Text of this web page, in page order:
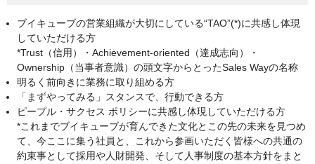
ブイキューブの営業組織が大切にしている“TAO”(*)に共感し体現
していただける方
*Trust（信用）・Achievement-oriented（達成志向）・
Ownership（当事者意識）の頭文字からとったSales Wayの名称
明るく前向きに業務に取り組める方
「まずやってみる」スタンスで、行動できる方
ピープル・サクセス ポリシーに共感し体現していただける方
*これまでブイキューブが育んできた文化とこの先の未来を見つめ
て、今ここに集う社員と、これから参画いただく皆様への共通の
約束事として採用や人財開発、そして人事制度の基本方針をまと